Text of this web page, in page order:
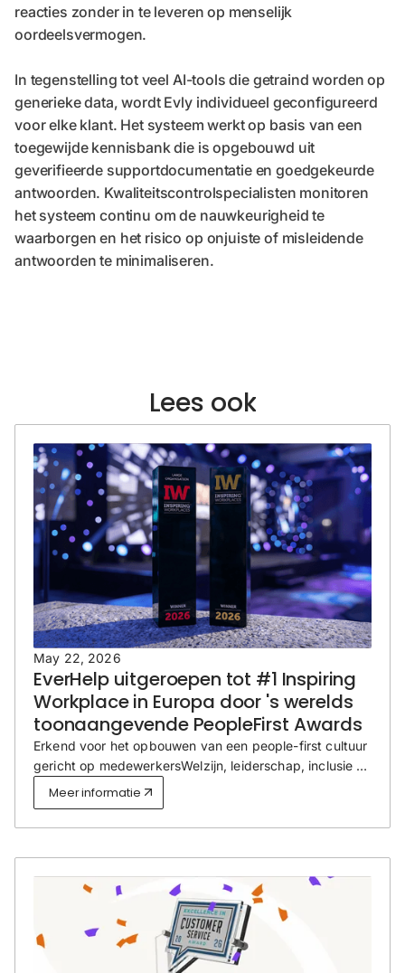
reacties zonder in te leveren op menselijk
oordeelsvermogen.
In tegenstelling tot veel AI-tools die getraind worden op
generieke data, wordt Evly individueel geconfigureerd
voor elke klant. Het systeem werkt op basis van een
toegewijde kennisbank die is opgebouwd uit
geverifieerde supportdocumentatie en goedgekeurde
antwoorden. Kwaliteitscontrolspecialisten monitoren
het systeem continu om de nauwkeurigheid te
waarborgen en het risico op onjuiste of misleidende
antwoorden te minimaliseren.
Lees ook
May 22, 2026
EverHelp uitgeroepen tot #1 Inspiring
Workplace in Europa door 's werelds
toonaangevende PeopleFirst Awards
Erkend voor het opbouwen van een people-first cultuur
gericht op medewerkersWelzijn, leiderschap, inclusie en
duurzame teamgroei.
Meer informatie